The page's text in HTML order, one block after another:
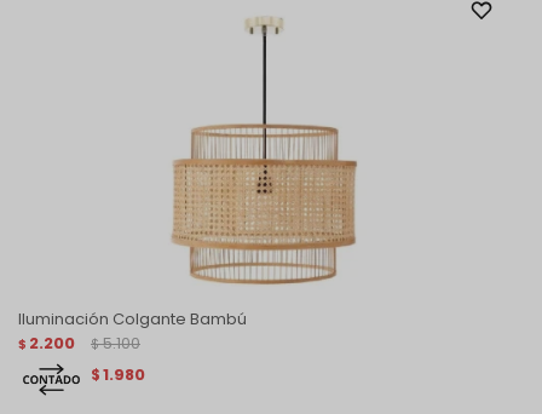
Iluminación Colgante Bambú
$ 2.200 $ 5.100
$1.980